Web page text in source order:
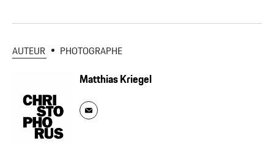
AUTEUR PHOTOGRAPHE
Matthias Kriegel